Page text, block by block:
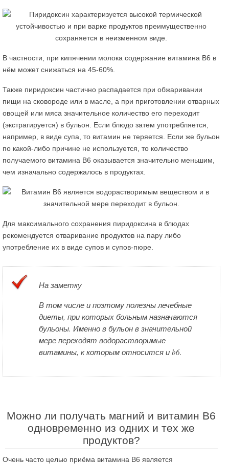
В частности, при кипячении молока содержание витамина В6 в
нём может снижаться на 45-60%.
Также пиридоксин частично распадается при обжаривании
пищи на сковороде или в масле, а при приготовлении отварных
овощей или мяса значительное количество его переходит
(экстрагируется) в бульон. Если блюдо затем употребляется,
например, в виде супа, то витамин не теряется. Если же бульон
по какой-либо причине не используется, то количество
получаемого витамина В6 оказывается значительно меньшим,
чем изначально содержалось в продуктах.
Для максимального сохранения пиридоксина в блюдах
рекомендуется отваривание продуктов на пару либо
употребление их в виде супов и супов-пюре.
На заметку
В том числе и поэтому полезны лечебные
диеты, при которых больным назначаются
бульоны. Именно в бульон в значительной
мере переходят водорастворимые
витамины, к которым относится и b6.
Можно ли получать магний и витамин В6
одновременно из одних и тех же
продуктов?
Очень часто целью приёма витамина В6 является